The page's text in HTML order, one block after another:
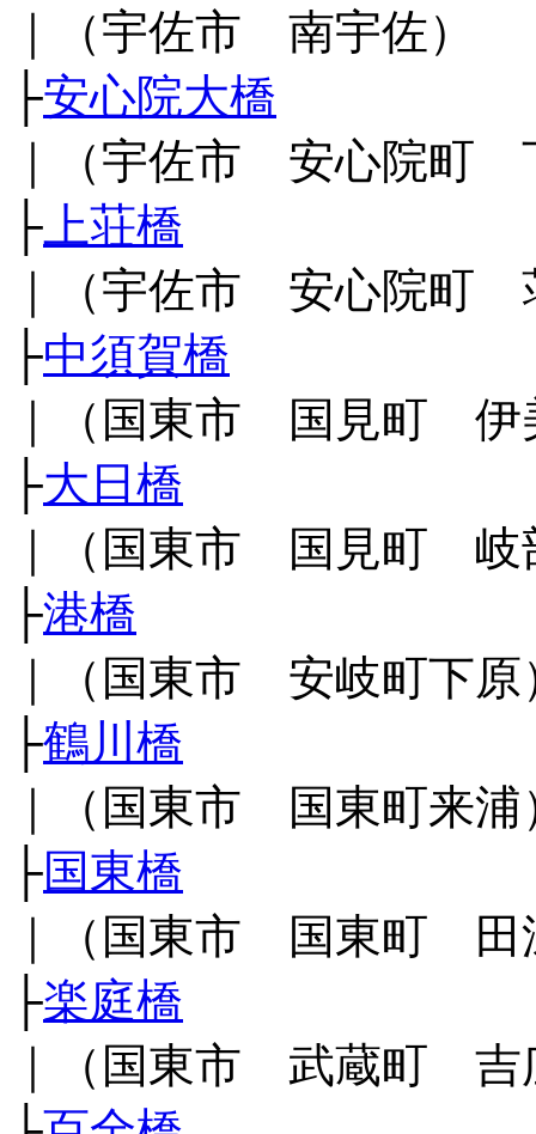
｜（宇佐市 南宇佐）
├安心院大橋
｜（宇佐市 安心院町
├ 上荘橋
｜（宇佐市 安心院町
├中須賀橋
｜（国東市 国見町 伊
├大日橋
｜（国東市 国見町 岐
├港橋
｜（国東市 安岐町下原
├鶴川橋
｜（国東市 国東町来浦
├国東橋
｜（国東市 国東町 田
├楽庭橋
｜（国東市 武蔵町 吉